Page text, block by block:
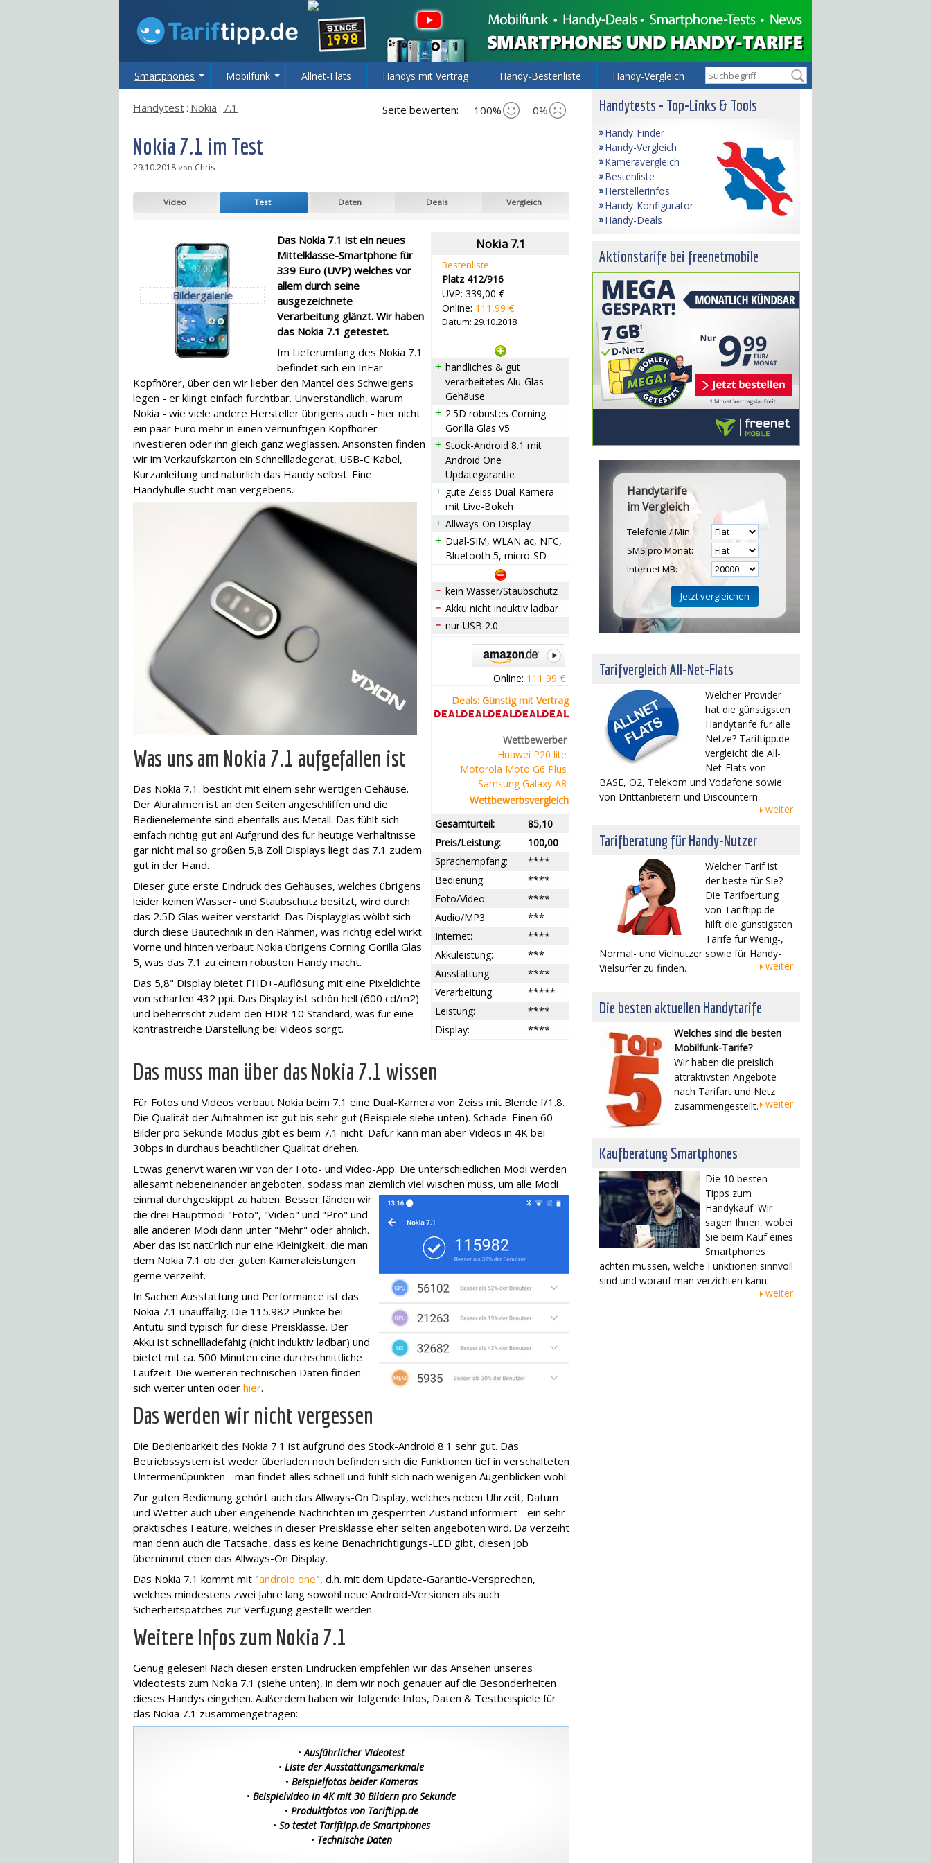
Smartphones Mobilfunk Allnet-Flats Handys mit Vertrag Handy-Bestenliste Handy-Vergleich
Seite bewerten: 100% 0%
Handytest : Nokia : 7.1
Nokia 7.1 im Test
29.10.2018 von Chris
Video Test Daten Deals Vergleich
Nokia 7.1
Bestenliste
Platz 412/916
UVP: 339,00 €
Online: 111,99 €
Datum: 29.10.2018
handliches & gut
verarbeitetes Alu-Glas-
Gehäuse
2.5D robustes Corning
Gorilla Glas V5
Stock-Android 8.1 mit
Android One
Updategarantie
gute Zeiss Dual-Kamera
mit Live-Bokeh
Allways-On Display
Dual-SIM, WLAN ac, NFC,
Bluetooth 5, micro-SD
kein Wasser/Staubschutz
Akku nicht induktiv ladbar
nur USB 2.0
Online: 111,99 €
Deals: Günstig mit Vertrag
Wettbewerber
Huawei P20 lite
Motorola Moto G6 Plus
Samsung Galaxy A8
Wettbewerbsvergleich
85,10
Gesamturteil:
100,00
Preis/Leistung:
****
Sprachempfang:
****
Bedienung:
****
Foto/Video:
***
Audio/MP3:
****
Internet:
***
Akkuleistung:
****
Ausstattung:
*****
Verarbeitung:
****
Leistung:
****
Display:
Bildergalerie
Das Nokia 7.1 ist ein neues
Mittelklasse-Smartphone für
339 Euro (UVP) welches vor
allem durch seine
ausgezeichnete
Verarbeitung glänzt. Wir haben
das Nokia 7.1 getestet.
Im Lieferumfang des Nokia 7.1
befindet sich ein InEar-
Kopfhörer, über den wir lieber den Mantel des Schweigens
legen - er klingt einfach furchtbar. Unverständlich, warum
Nokia - wie viele andere Hersteller übrigens auch - hier nicht
ein paar Euro mehr in einen vernünftigen Kopfhörer
investieren oder ihn gleich ganz weglassen. Ansonsten finden
wir im Verkaufskarton ein Schnellladegerät, USB-C Kabel,
Kurzanleitung und natürlich das Handy selbst. Eine
Handyhülle sucht man vergebens.
Was uns am Nokia 7.1 aufgefallen ist
Das Nokia 7.1. besticht mit einem sehr wertigen Gehäuse.
Der Alurahmen ist an den Seiten angeschliffen und die
Bedienelemente sind ebenfalls aus Metall. Das fühlt sich
einfach richtig gut an! Aufgrund des für heutige Verhältnisse
gar nicht mal so großen 5,8 Zoll Displays liegt das 7.1 zudem
gut in der Hand.
Dieser gute erste Eindruck des Gehäuses, welches übrigens
leider keinen Wasser- und Staubschutz besitzt, wird durch
das 2.5D Glas weiter verstärkt. Das Displayglas wölbt sich
durch diese Bautechnik in den Rahmen, was richtig edel wirkt.
Vorne und hinten verbaut Nokia übrigens Corning Gorilla Glas
5, was das 7.1 zu einem robusten Handy macht.
Das 5,8" Display bietet FHD+-Auflösung mit eine Pixeldichte
von scharfen 432 ppi. Das Display ist schön hell (600 cd/m2)
und beherrscht zudem den HDR-10 Standard, was für eine
kontrastreiche Darstellung bei Videos sorgt.
Das muss man über das Nokia 7.1 wissen
Für Fotos und Videos verbaut Nokia beim 7.1 eine Dual-Kamera von Zeiss mit Blende f/1.8.
Die Qualität der Aufnahmen ist gut bis sehr gut (Beispiele siehe unten). Schade: Einen 60
Bilder pro Sekunde Modus gibt es beim 7.1 nicht. Dafür kann man aber Videos in 4K bei
30bps in durchaus beachtlicher Qualität drehen.
Etwas genervt waren wir von der Foto- und Video-App. Die unterschiedlichen Modi werden
allesamt nebeneinander angeboten, sodass man ziemlich viel wischen muss, um alle Modi
einmal durchgeskippt zu haben. Besser fänden wir
die drei Hauptmodi "Foto", "Video" und "Pro" und
alle anderen Modi dann unter "Mehr" oder ähnlich.
Aber das ist natürlich nur eine Kleinigkeit, die man
dem Nokia 7.1 ob der guten Kameraleistungen
gerne verzeiht.
In Sachen Ausstattung und Performance ist das
Nokia 7.1 unauffällig. Die 115.982 Punkte bei
Antutu sind typisch für diese Preisklasse. Der
Akku ist schnellladefähig (nicht induktiv ladbar) und
bietet mit ca. 500 Minuten eine durchschnittliche
Laufzeit. Die weiteren technischen Daten finden
sich weiter unten oder hier.
Das werden wir nicht vergessen
Die Bedienbarkeit des Nokia 7.1 ist aufgrund des Stock-Android 8.1 sehr gut. Das
Betriebssystem ist weder überladen noch befinden sich die Funktionen tief in verschalteten
Untermenüpunkten - man findet alles schnell und fühlt sich nach wenigen Augenblicken wohl.
Zur guten Bedienung gehört auch das Allways-On Display, welches neben Uhrzeit, Datum
und Wetter auch über eingehende Nachrichten im gesperrten Zustand informiert - ein sehr
praktisches Feature, welches in dieser Preisklasse eher selten angeboten wird. Da verzeiht
man denn auch die Tatsache, dass es keine Benachrichtigungs-LED gibt, diesen Job
übernimmt eben das Allways-On Display.
Das Nokia 7.1 kommt mit "android one", d.h. mit dem Update-Garantie-Versprechen,
welches mindestens zwei Jahre lang sowohl neue Android-Versionen als auch
Sicherheitspatches zur Verfügung gestellt werden.
Weitere Infos zum Nokia 7.1
Genug gelesen! Nach diesen ersten Eindrücken empfehlen wir das Ansehen unseres
Videotests zum Nokia 7.1 (siehe unten), in dem wir noch genauer auf die Besonderheiten
dieses Handys eingehen. Außerdem haben wir folgende Infos, Daten & Testbeispiele für
das Nokia 7.1 zusammengetragen:
•Ausführlicher Videotest
• Liste der Ausstattungsmerkmale
• Beispielfotos beider Kameras
• Beispielvideo in 4K mit 30 Bildern pro Sekunde
• Produktfotos von Tariftipp.de
• So testet Tariftipp.de Smartphones
• Technische Daten
Handytests - Top-Links & Tools
Handy-Finder
Handy-Vergleich
Kameravergleich
Bestenliste
Herstellerinfos
Handy-Konfigurator
Handy-Deals
Aktionstarife bei freenetmobile
Handytarife
im Vergleich
Telefonie / Min:
SMS pro Monat:
Internet MB:
Tarifvergleich All-Net-Flats
Welcher Provider
hat die günstigsten
Handytarife für alle
Netze? Tariftipp.de
vergleicht die All-
Net-Flats von
BASE, O2, Telekom und Vodafone sowie
von Drittanbietern und Discountern.
weiter
Tarifberatung für Handy-Nutzer
Welcher Tarif ist
der beste für Sie?
Die Tarifbertung
von Tariftipp.de
hilft die günstigsten
Tarife für Wenig-,
Normal- und Vielnutzer sowie für Handy-
Vielsurfer zu finden.
weiter
Die besten aktuellen Handytarife
Welches sind die besten
Mobilfunk-Tarife?
Wir haben die preislich
attraktivsten Angebote
nach Tarifart und Netz
zusammengestellt. weiter
Kaufberatung Smartphones
Die 10 besten
Tipps zum
Handykauf. Wir
sagen Ihnen, wobei
Sie beim Kauf eines
Smartphones
achten müssen, welche Funktionen sinnvoll
sind und worauf man verzichten kann.
weiter